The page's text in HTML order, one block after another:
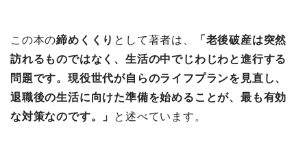
この本の締めくくり として著者は、
「老後破産は突然
訪れるものではなく、生活の中でじわじわと進行する
問題です。現役世代が自らのライフプランを見直し、
退職後の生活に向けた準備を始めることが、最も有効
な対策なのです。」
と述べています。